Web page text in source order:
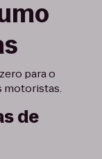
para o
motoristas.
de